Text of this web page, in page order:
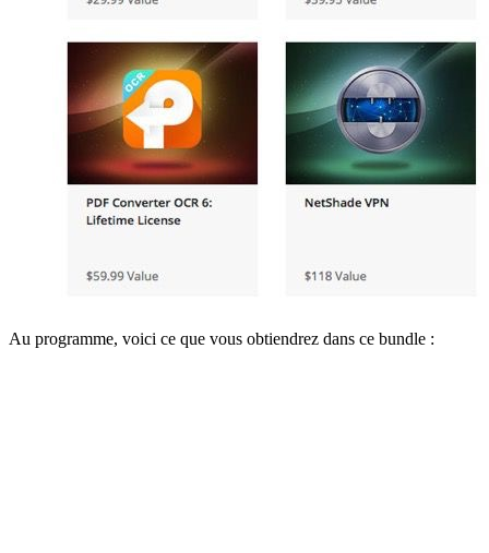
Au programme, voici ce que vous obtiendrez dans ce bundle :